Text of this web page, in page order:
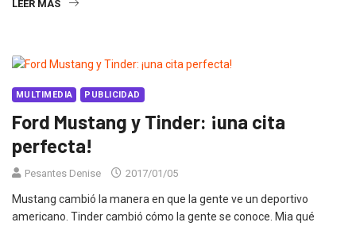
LEER MÁS
MULTIMEDIA PUBLICIDAD
Ford Mustang y Tinder: ¡una cita
perfecta!
Pesantes Denise 2017/01/05
Mustang cambió la manera en que la gente ve un deportivo
americano. Tinder cambió cómo la gente se conoce. Mia qué